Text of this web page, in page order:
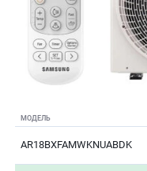
МОДЕЛЬ
AR18BXFAMWKNUABDK